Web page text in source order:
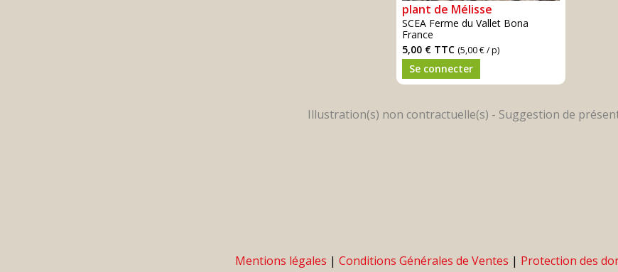
plant de Mélisse
SCEA Ferme du Vallet Bona
France
5,00 € TTC (5,00 € / p)
Se connecter
Mentions légales | Conditions Générales de Ventes | Protection des